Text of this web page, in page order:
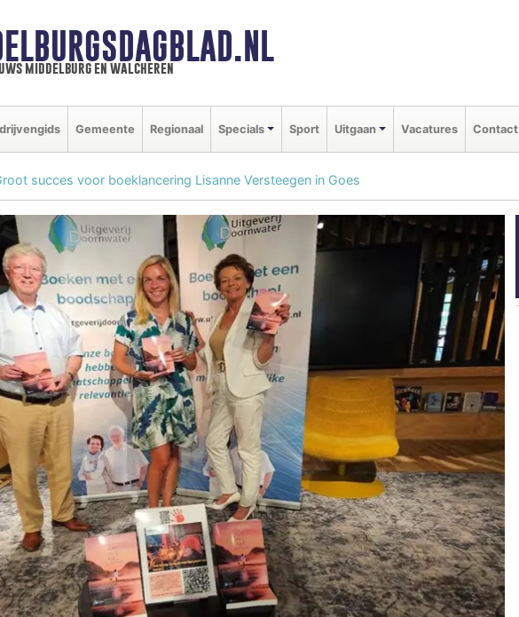
middelburg en walcheren
Gemeente Regionaal Specials Sport Uitgaan Vacatures Contact
succes voor boeklancering Lisanne Versteegen in Goes